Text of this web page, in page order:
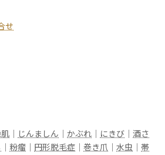
せ
じんましん かぶれ にきび
酒さ
粉瘤 円形脱毛症 巻き爪 水虫
帯